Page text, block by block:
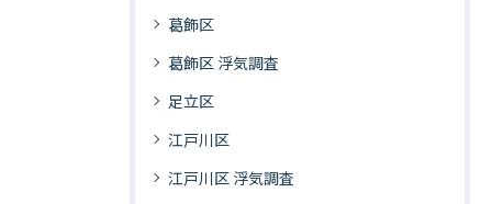
葛飾区
葛飾区 浮気調査
足立区
江戸川区
江戸川区 浮気調査